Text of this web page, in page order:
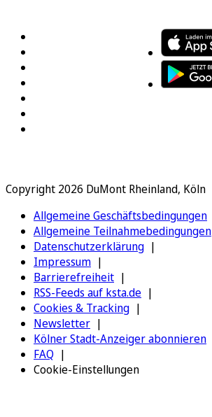
Copyright 2026 DuMont Rheinland, Köln
Allgemeine Geschäftsbedingungen
Allgemeine Teilnahmebedingungen
Datenschutzerklärung
Impressum
Barrierefreiheit
RSS-Feeds auf ksta.de
Cookies & Tracking
Newsletter
Kölner Stadt-Anzeiger abonnieren
FAQ
Cookie-Einstellungen